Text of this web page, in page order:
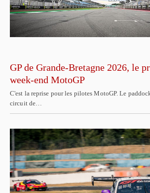
GP de Grande-Bretagne 2026, le
week-end MotoGP
C'est la reprise pour les pilotes MotoGP. Le
circuit de…